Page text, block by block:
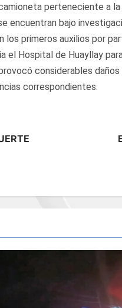
perteneciente a
encuentran bajo
los primeros auxilios por
Hospital de Huayllay
considerables
correspondientes.